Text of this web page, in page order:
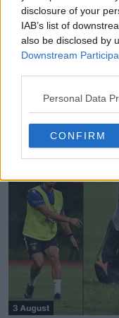
disclosure of your
IAB’s list of
also be disclosed by
Downstream
Personal Data
CONFIRM
Criador de
os seus próprios
OFICIAL FIFA Kit